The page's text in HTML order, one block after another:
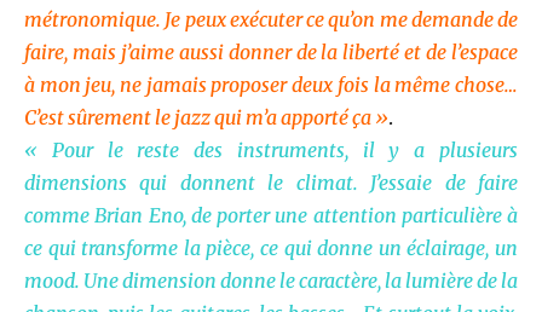
métronomique. Je peux exécuter ce qu’on me demande de
faire, mais j’aime aussi donner de la liberté et de l’espace
à mon jeu, ne jamais proposer deux fois la même chose…
C’est sûrement le jazz qui m’a apporté ça ».
« Pour le reste des instruments, il y a plusieurs
dimensions qui donnent le climat. J’essaie de faire
comme Brian Eno, de porter une attention particulière à
ce qui transforme la pièce, ce qui donne un éclairage, un
mood. Une dimension donne le caractère, la lumière de la